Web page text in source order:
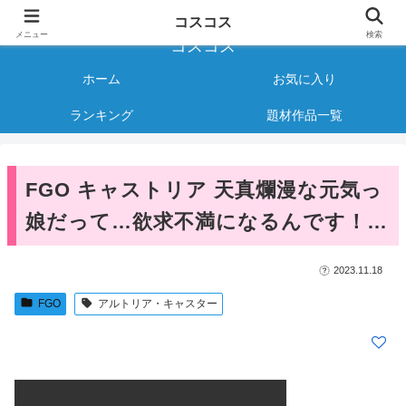
様々なジャンルのコスプレAVをご紹介する情報サイト
コスコス
ホーム お気に入り
ランキング 題材作品一覧
FGO キャストリア 天真爛漫な元気っ
娘だって…欲求不満になるんです！…
2023.11.18
FGO アルトリア・キャスター
メニュー
コスコス
検索